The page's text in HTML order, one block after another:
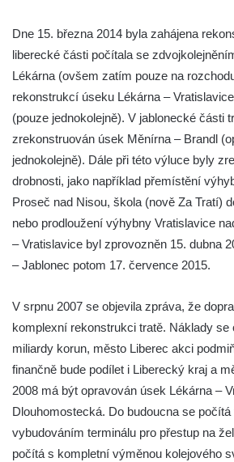
Dne 15. března 2014 byla zahájena
liberecké části počítala se
Lékárna (ovšem zatím pouze na
rekonstrukcí úseku Lékárna –
(pouze jednokolejně). V jablonecké části
zrekonstruován úsek Měnírna – Brandl
jednokolejně). Dále při této výluce byly
drobnosti, jako například přemístění
Proseč nad Nisou, škola (nově Za Tratí)
nebo prodloužení výhybny Vratislavice
– Vratislavice byl zprovozněn 15. dubna
– Jablonec potom 17. července 2015.
V srpnu 2007 se objevila zpráva, že
komplexní rekonstrukci tratě. Náklady se
miliardy korun, město Liberec akci
finančně bude podílet i Liberecký kraj a
2008 má být opravován úsek Lékárna –
Dlouhomostecká. Do budoucna se
vybudováním terminálu pro přestup na
počítá s kompletní výměnou kolejového